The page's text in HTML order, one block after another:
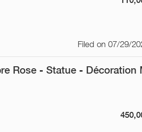
Filed on 07/29/
Rose - Statue - Décoration